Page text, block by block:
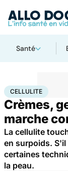
Santé
AccueilBien-être
CELLULITE
Crèmes,
marche
La cellulite
en surpoids.
certaines
la peau.